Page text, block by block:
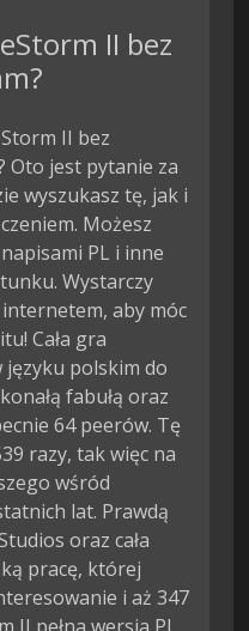
II bez
II bez
Oto jest pytanie za
wyszukasz tę, jak i
Możesz
PL i inne
Wystarczy
aby móc
Cała gra
języku polskim do
fabułą oraz
64 peerów. Tę
razy, tak więc na
wśród
lat. Prawdą
oraz cała
pracę, której
i aż 347